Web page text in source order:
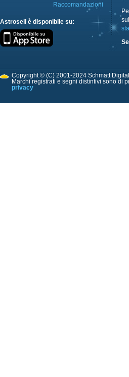
Raccomandazioni
Astrosell è disponibile su:
Copyright © (C) 2001-2024 Schmatt
Marchi registrati e segni distintivi sono di
privacy